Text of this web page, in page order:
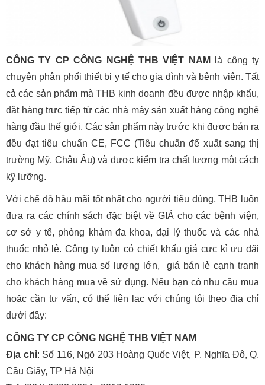
CÔNG TY CP CÔNG NGHỆ THB VIỆT NAM
là công ty
chuyên phân phối thiết bị y tế cho gia đình và bệnh viện. Tất
cả các sản phẩm mà THB kinh doanh đều được nhập khẩu,
đặt hàng trực tiếp từ các nhà máy sản xuất hàng công nghệ
hàng đầu thế giới. Các sản phẩm này trước khi được bán ra
đều đạt tiêu chuẩn CE, FCC (Tiêu chuẩn để xuất sang thị
trường Mỹ, Châu Âu) và được kiểm tra chất lượng một cách
kỹ lưỡng.
Với chế độ hậu mãi tốt nhất cho người tiêu dùng, THB luôn
đưa ra các chính sách đặc biệt về GIÁ cho các bệnh viện,
cơ sở y tế, phòng khám đa khoa, đại lý thuốc và các nhà
thuốc nhỏ lẻ. Công ty luôn có chiết khấu giá cực kì ưu đãi
cho khách hàng mua số lượng lớn, giá bán lẻ cạnh tranh
cho khách hàng mua về sử dụng. Nếu bạn có nhu cầu mua
hoặc cần tư vấn, có thể liên lạc với chúng tôi theo địa chỉ
dưới đây:
CÔNG TY CP CÔNG NGHỆ THB VIỆT NAM
Địa chỉ: Số 116, Ngõ 203 Hoàng Quốc Việt, P. Nghĩa Đô, Q.
Cầu Giấy, TP Hà Nội